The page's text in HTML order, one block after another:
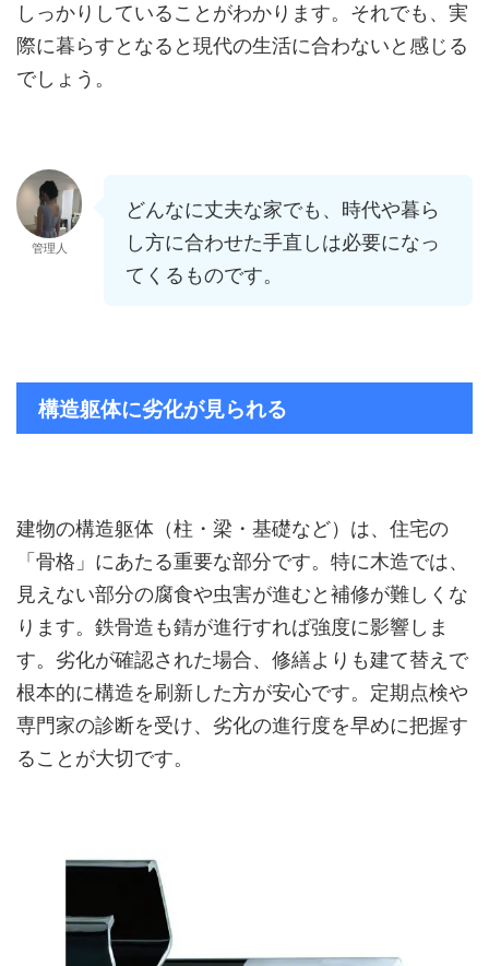
しっかりしていることがわかります。それでも、実
際に暮らすとなると現代の生活に合わないと感じる
でしょう。
管理人
どんなに丈夫な家でも、時代や暮ら
し方に合わせた手直しは必要になっ
てくるものです。
構造躯体に劣化が見られる
建物の構造躯体（柱・梁・基礎など）は、住宅の
「骨格」にあたる重要な部分です。特に木造では、
見えない部分の腐食や虫害が進むと補修が難しくな
ります。鉄骨造も錆が進行すれば強度に影響しま
す。劣化が確認された場合、修繕よりも建て替えで
根本的に構造を刷新した方が安心です。定期点検や
専門家の診断を受け、劣化の進行度を早めに把握す
ることが大切です。